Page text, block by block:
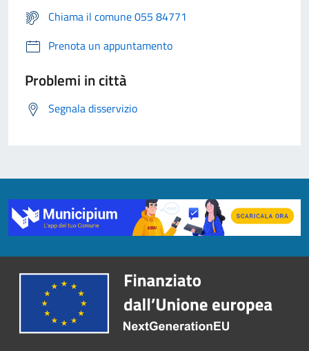
Chiama il comune 055 84771
Prenota un appuntamento
Problemi in città
Segnala disservizio